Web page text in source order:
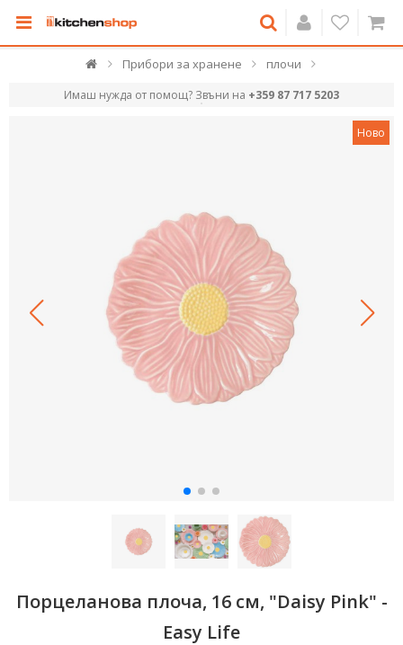
Прибори за хранене плочи
Имаш нужда от помощ? Звъни на +359 87 717 5203
Ново
Порцеланова плоча, 16 см, "Daisy Pink" -
Easy Life